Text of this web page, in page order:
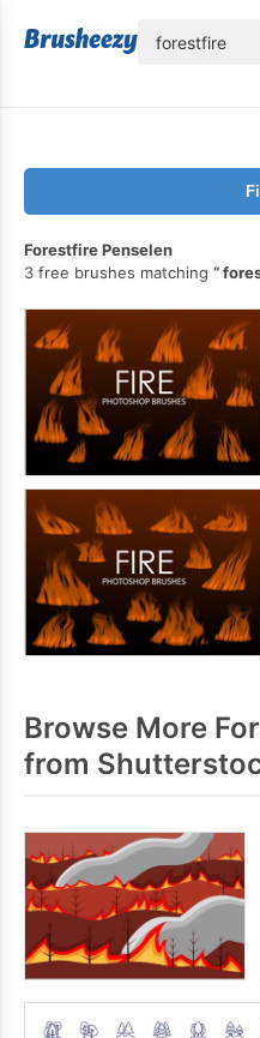
Forestfire Penselen
3 free brushes matching
Browse More
from